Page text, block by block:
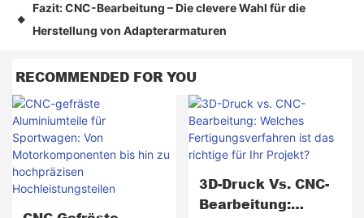
◆
Fazit: CNC-Bearbeitung – Die clevere Wahl für die
Herstellung von Adapterarmaturen
RECOMMENDED FOR YOU
3D-Druck Vs. CNC-
Bearbeitung: